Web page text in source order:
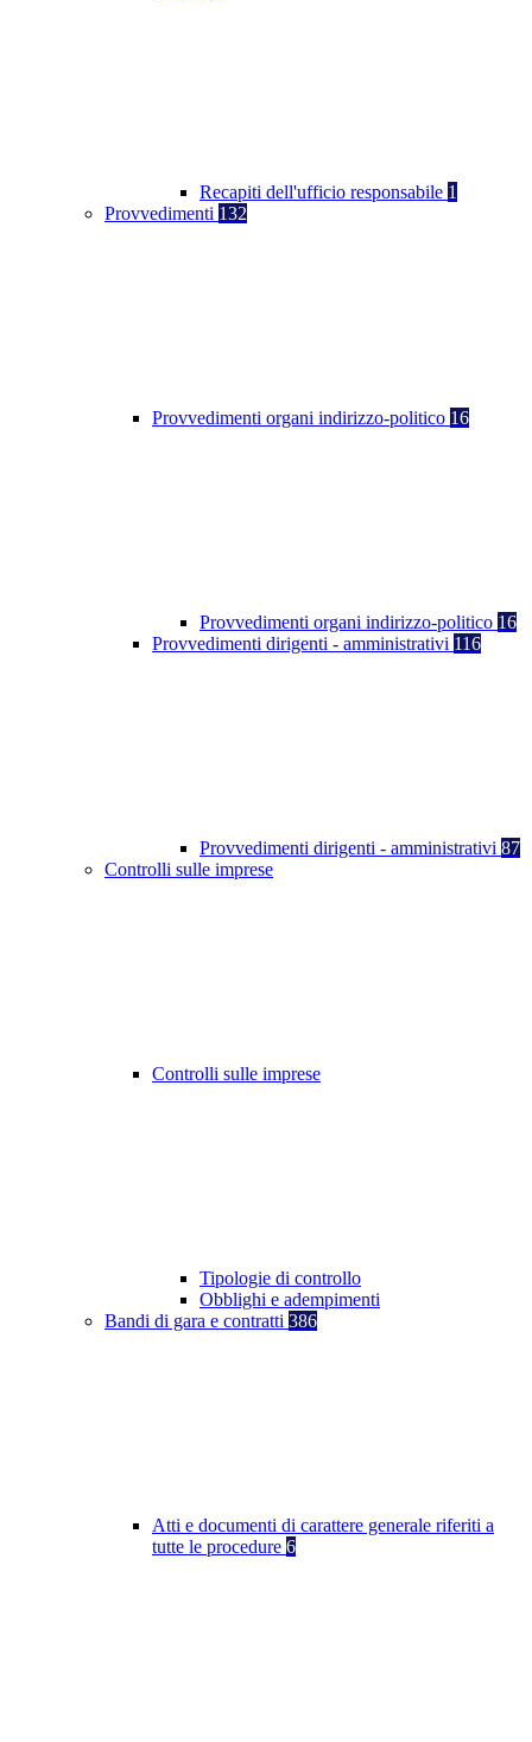
Recapiti dell'ufficio responsabile 1
Provvedimenti 132
Provvedimenti organi indirizzo-politico 16
Provvedimenti organi indirizzo-politico 16
Provvedimenti dirigenti - amministrativi 116
Provvedimenti dirigenti - amministrativi 87
Controlli sulle imprese
Controlli sulle imprese
Tipologie di controllo
Obblighi e adempimenti
Bandi di gara e contratti 386
Atti e documenti di carattere generale riferiti a
tutte le procedure 6